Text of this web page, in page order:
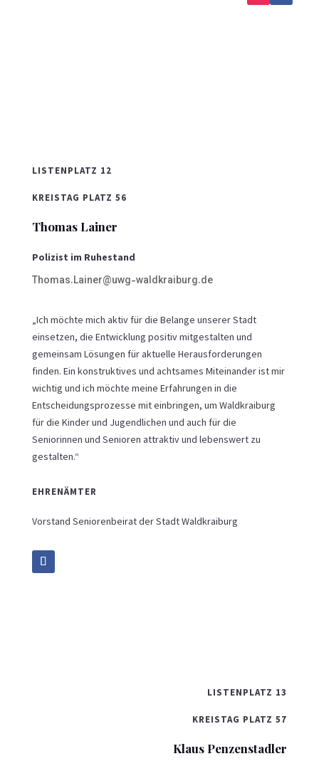
LISTENPLATZ 12
KREISTAG PLATZ 56
Thomas Lainer
Polizist im Ruhestand
Thomas.Lainer@uwg-waldkraiburg.de
„Ich möchte mich aktiv für die Belange unserer Stadt
einsetzen, die Entwicklung positiv mitgestalten und
gemeinsam Lösungen für aktuelle Herausforderungen
finden. Ein konstruktives und achtsames Miteinander ist mir
wichtig und ich möchte meine Erfahrungen in die
Entscheidungsprozesse mit einbringen, um Waldkraiburg
für die Kinder und Jugendlichen und auch für die
Seniorinnen und Senioren attraktiv und lebenswert zu
gestalten.“
EHRENÄMTER
Vorstand Seniorenbeirat der Stadt Waldkraiburg
LISTENPLATZ 13
KREISTAG PLATZ 57
Klaus Penzenstadler